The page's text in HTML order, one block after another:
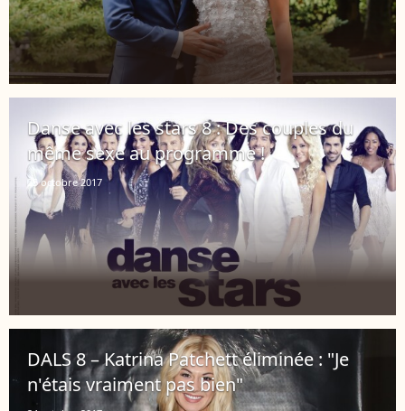
Danse avec les stars 8 : Des couples du
même sexe au programme !
25 octobre 2017
DALS 8 – Katrina Patchett éliminée : "Je
n'étais vraiment pas bien"